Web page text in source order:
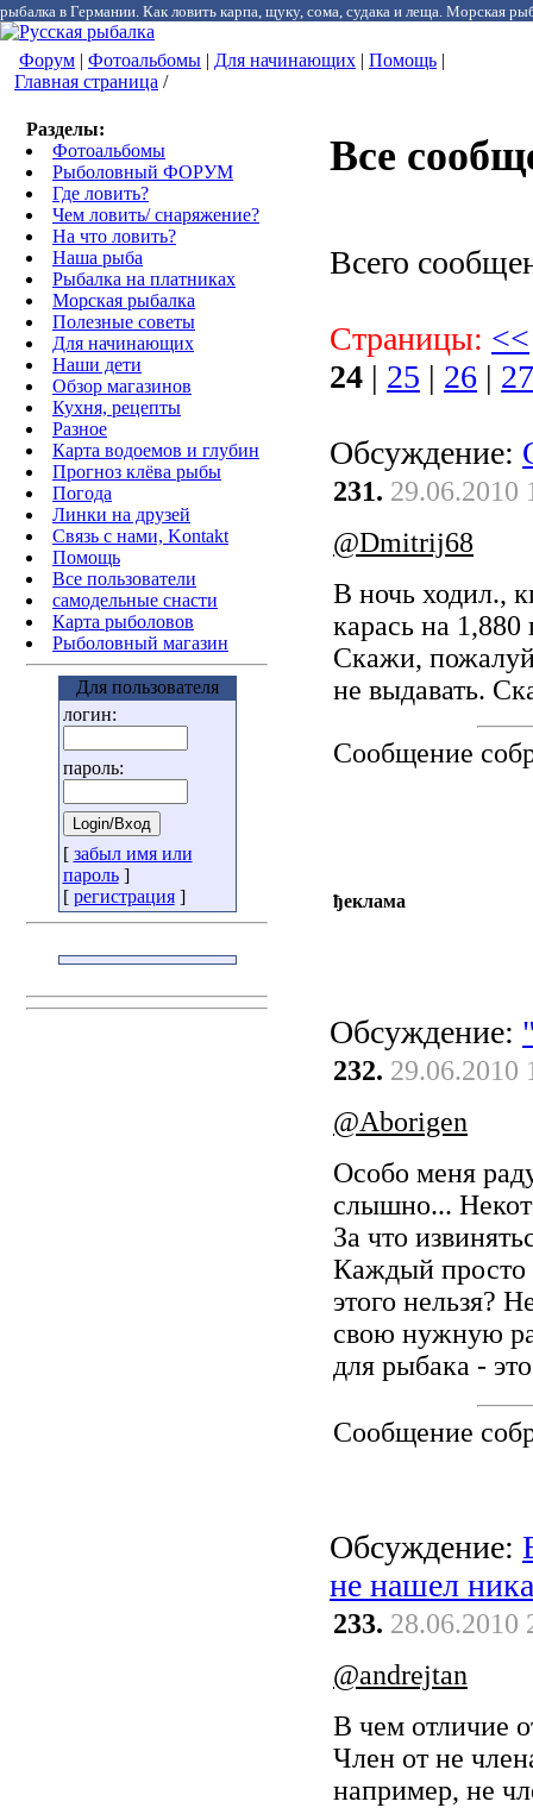
рыбалка в Германии. Как ловить карпа, щуку, сома, судака и леща. Морская
Форум | Фотоальбомы | Для начинающих | Помощь |
Главная страница /
Разделы:
Фотоальбомы
Рыболовный ФОРУМ
Где ловить?
Чем ловить/ снаряжение?
На что ловить?
Наша рыба
Рыбалка на платниках
Морская рыбалка
Полезные советы
Для начинающих
Наши дети
Обзор магазинов
Кухня, рецепты
Разное
Карта водоемов и глубин
Прогноз клёва рыбы
Погода
Линки на друзей
Связь с нами, Kontakt
Помощь
Все пользователи
самодельные снасти
Карта рыболовов
Рыболовный магазин
Для пользователя
логин:
пароль:
[ забыл имя или
пароль]
[ регистрация]
Все
Всего
Страницы: <<
24 | 25 | 26 | 27
Обсуждение:
231. 29.06.2010
@Dmitrij68
В ночь ходил.,
карась на 1,880
Скажи,
не выдавать.
Сообщение
ђеклама
Обсуждение:
232. 29.06.2010
@Aborigen
Особо меня
слышно...
За что
Каждый просто
этого нельзя?
свою нужную
для рыбака -
Сообщение
Обсуждение:
не нашел
233. 28.06.2010
@andrejtan
В чем отличие
Член от не
например, не